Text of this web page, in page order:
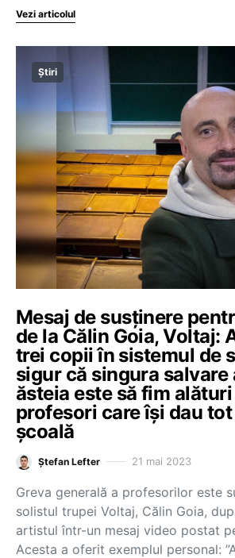
Vezi articolul
Știri
Mesaj de susținere
de la Călin Goia, Voltaj:
trei copii în sistemul de
sigur că singura salvare
ăsteia este să fim
profesori care își dau
școală
Ștefan Lefter 21 mai 2023
Greva generală a profesorilor este
solistul trupei Voltaj, Călin Goia,
artistul într-un mesaj video postat
Acesta a oferit exemplul personal: